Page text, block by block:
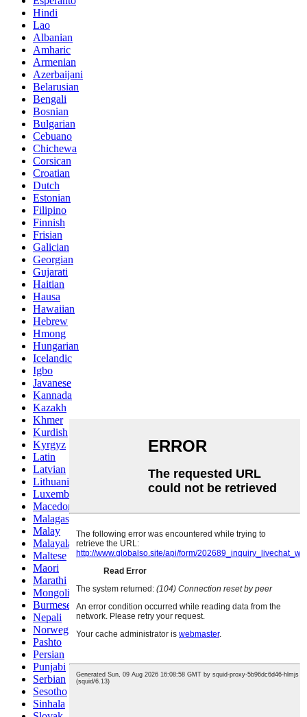
Hindi
Lao
Albanian
Amharic
Armenian
Azerbaijani
Belarusian
Bengali
Bosnian
Bulgarian
Cebuano
Chichewa
Corsican
Croatian
Dutch
Estonian
Filipino
Finnish
Frisian
Galician
Georgian
Gujarati
Haitian
Hausa
Hawaiian
Hebrew
Hmong
Hungarian
Icelandic
Igbo
Javanese
Kannada
Kazakh
Khmer
Kurdish
Kyrgyz
Latin
Latvian
Lithuanian
Luxembou..
Macedonian
Malagasy
Malay
Malayalam
Maltese
Maori
Marathi
Mongolian
Burmese
Nepali
Norwegian
Pashto
Persian
Punjabi
Serbian
Sesotho
Sinhala